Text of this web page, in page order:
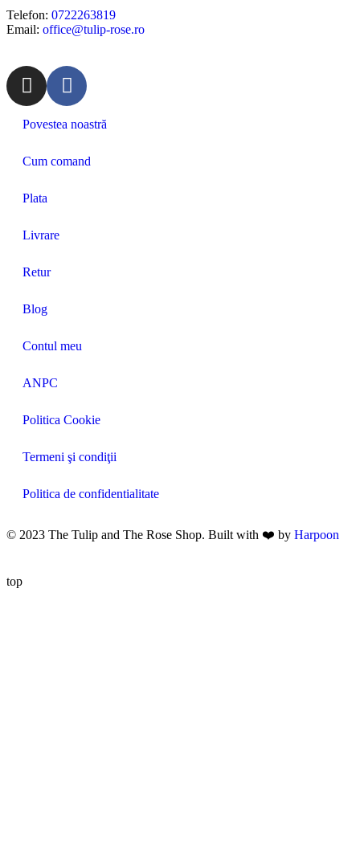
Telefon: 0722263819
Email: office@tulip-rose.ro
Povestea noastră
Cum comand
Plata
Livrare
Retur
Blog
Contul meu
ANPC
Politica Cookie
Termeni şi condiţii
Politica de confidentialitate
© 2023 The Tulip and The Rose Shop. Built with ❤️ by Harpoon
top